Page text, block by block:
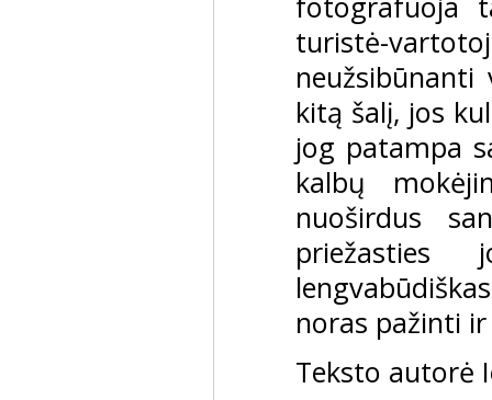
turistė-
kitą šalį, jos
jog patampa
kalbų
nuoširdus
priežasties
noras pažinti
Teksto autorė